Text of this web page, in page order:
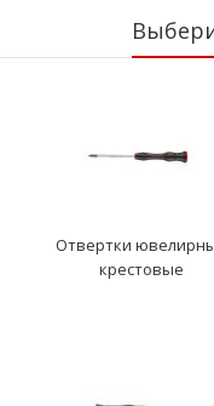
Отвертки
крестовые